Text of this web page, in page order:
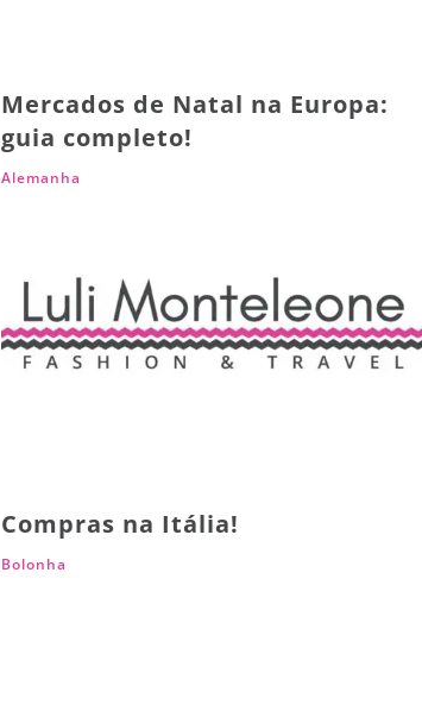
Mercados de Natal na Europa:
guia completo!
Alemanha
Compras na Itália!
Bolonha